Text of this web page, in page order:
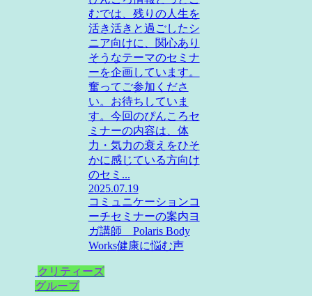
むでは、残りの人生を
活き活きと過ごしたシ
ニア向けに、関心あり
そうなテーマのセミナ
ーを企画しています。
奮ってご参加くださ
い。お待ちしていま
す。今回のぴんころセ
ミナーの内容は、体
力・気力の衰えをひそ
かに感じている方向け
のセミ...
2025.07.19
コミュニケーションコ
ーチセミナーの案内ヨ
ガ講師 Polaris Body
Works健康に悩む声
クリティーズ
グループ